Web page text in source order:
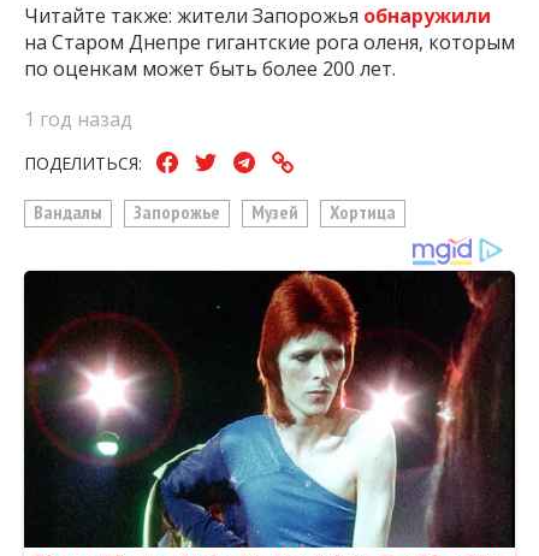
Читайте также: жители Запорожья обнаружили
на Старом Днепре гигантские рога оленя, которым
по оценкам может быть более 200 лет.
1 год назад
ПОДЕЛИТЬСЯ:
Вандалы Запорожье Музей Хортица